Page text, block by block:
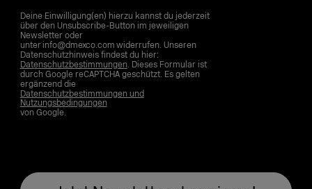
Deine Einwilligung(en) hierzu kannst du jederzeit
über den Unsubscribe-Button im jeweiligen
Newsletter oder
unter info@dmexco.com widerrufen. Unseren
Datenschutzhinweis findest du hier:
Datenschutzbestimmungen. Dieses Formular ist
durch Google reCAPTCHA geschützt. Es gelten
ergänzend die
Datenschutzbestimmungen und
Nutzungsbedingungen
von Google.